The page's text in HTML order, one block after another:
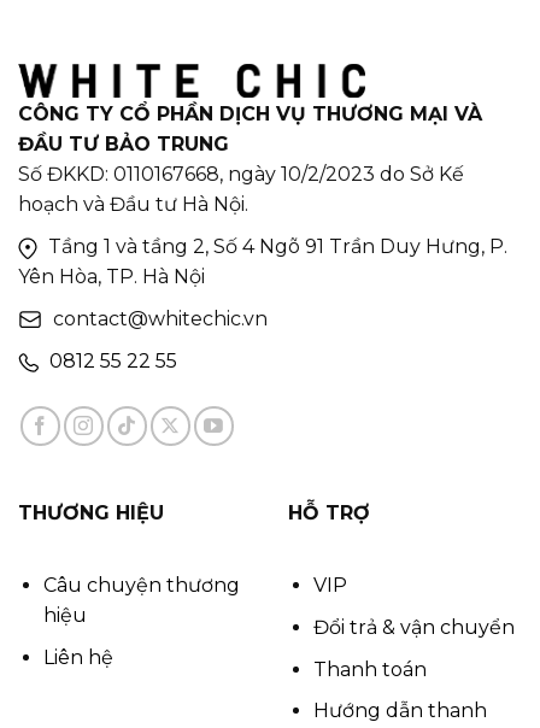
CÔNG TY CỔ PHẦN DỊCH VỤ THƯƠNG MẠI VÀ
ĐẦU TƯ BẢO TRUNG
Số ĐKKD: 0110167668, ngày 10/2/2023 do Sở Kế
hoạch và Đầu tư Hà Nội.
Tầng 1 và tầng 2, Số 4 Ngõ 91 Trần Duy Hưng, P.
Yên Hòa, TP. Hà Nội
contact@whitechic.vn
0812 55 22 55
THƯƠNG HIỆU
Câu chuyện thương
hiệu
Liên hệ
HỖ TRỢ
VIP
Đổi trả & vận chuyển
Thanh toán
Hướng dẫn thanh